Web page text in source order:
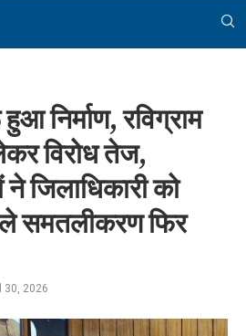
निर्माण, रविग्राम
विरोध तेज,
जिलाधिकारी को
समतलीकरण फिर
30, 2026